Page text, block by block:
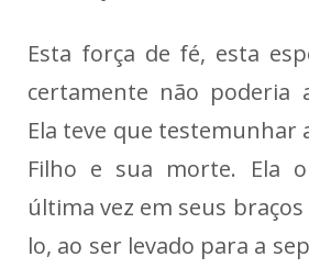
Esta força de fé, esta
certamente não poderia
Ela teve que testemunhar
Filho e sua morte. Ela
última vez em seus
lo, ao ser levado para a